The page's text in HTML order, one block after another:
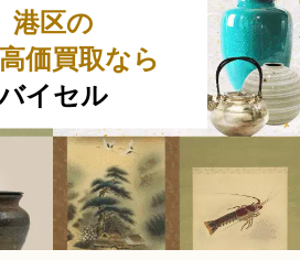
港区の
価買取なら
イセル